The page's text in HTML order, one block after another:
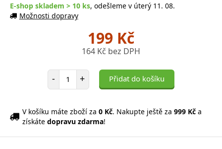
E-shop skladem > 10 ks, odešleme v úterý 11. 08.
Možnosti dopravy
199 Kč
164 Kč bez DPH
- Počet položek
+ Přidat do košíku
V košíku máte zboží za 0 Kč. Nakupte ještě za 999 Kč a
získáte dopravu zdarma!